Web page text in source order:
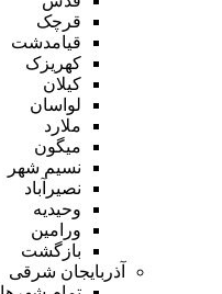
قرچک
قیامدشت
کهریزک
کیلان
لواسان
ملارد
میگون
نسیم شهر
نصیرآباد
وحیدیه
ورامین
بازگشت
آذربایجان شرقی